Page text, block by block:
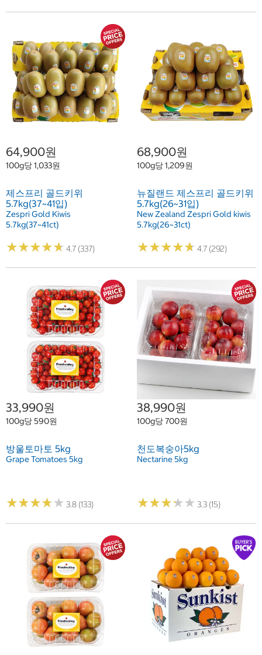
64,900원
100g당 1,033원
제스프리 골드키위
5.7kg(37~41입)
Zespri Gold Kiwis
5.7kg(37~41ct)
★★★★★
★★★★★ 4.7 (337)
68,900원
100g당 1,209원
뉴질랜드 제스프리 골드키위
5.7kg(26~31입)
New Zealand Zespri Gold kiwis
5.7kg(26~31ct)
★★★★★
★★★★★ 4.7 (292)
33,990원
100g당 590원
방울토마토 5kg
Grape Tomatoes 5kg
★★★★★
★★★★★ 3.8 (133)
38,990원
100g당 700원
천도복숭아5kg
Nectarine 5kg
★★★★★
★★★★★ 3.3 (15)